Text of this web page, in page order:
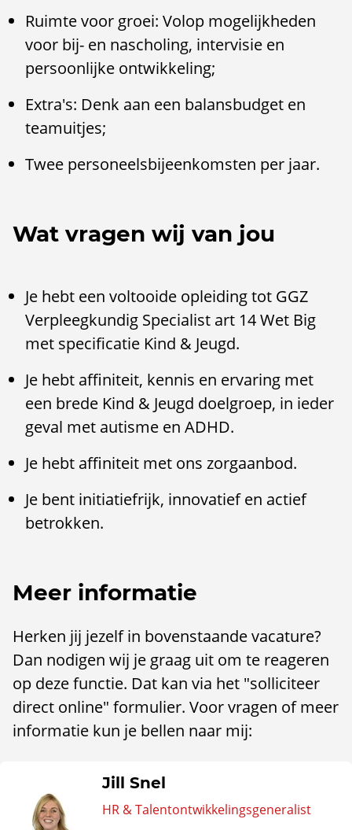
Ruimte voor groei: Volop mogelijkheden
voor bij- en nascholing, intervisie en
persoonlijke ontwikkeling;
Extra's: Denk aan een balansbudget en
teamuitjes;
Twee personeelsbijeenkomsten per jaar.
Wat vragen wij van jou
Je hebt een voltooide opleiding tot GGZ
Verpleegkundig Specialist art 14 Wet Big
met specificatie Kind & Jeugd.
Je hebt affiniteit, kennis en ervaring met
een brede Kind & Jeugd doelgroep, in ieder
geval met autisme en ADHD.
Je hebt affiniteit met ons zorgaanbod.
Je bent initiatiefrijk, innovatief en actief
betrokken.
Meer informatie
Herken jij jezelf in bovenstaande vacature?
Dan nodigen wij je graag uit om te reageren
op deze functie. Dat kan via het "solliciteer
direct online" formulier. Voor vragen of meer
informatie kun je bellen naar mij:
Jill Snel
HR & Talentontwikkelingsgeneralist